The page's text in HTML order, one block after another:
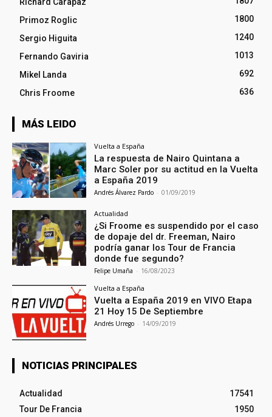
Primoz Roglic
1800
Sergio Higuita
1240
Fernando Gaviria
1013
Mikel Landa
692
Chris Froome
636
MÁS LEIDO
Vuelta a España
La respuesta de Nairo Quintana a
Marc Soler por su actitud en la Vuelta
a España 2019
Andrés Álvarez Pardo - 01/09/2019
Actualidad
¿Si Froome es suspendido por el caso
de dopaje del dr. Freeman, Nairo
podría ganar los Tour de Francia
donde fue segundo?
Felipe Umaña - 16/08/2023
Vuelta a España
Vuelta a España 2019 en VIVO Etapa
21 Hoy 15 De Septiembre
Andrés Urrego - 14/09/2019
NOTICIAS PRINCIPALES
Actualidad
17541
Tour De Francia
1950